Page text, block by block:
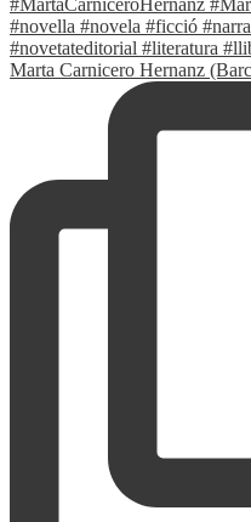
Marta Carnicero Hernanz